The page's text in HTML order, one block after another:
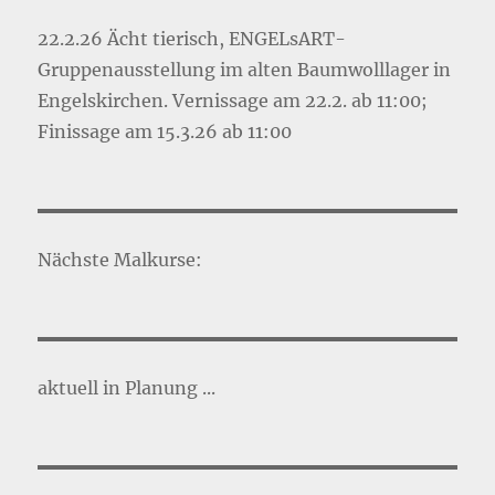
22.2.26 Ächt tierisch, ENGELsART-
Gruppenausstellung im alten Baumwolllager in
Engelskirchen. Vernissage am 22.2. ab 11:00;
Finissage am 15.3.26 ab 11:00
Nächste Malkurse:
aktuell in Planung ...